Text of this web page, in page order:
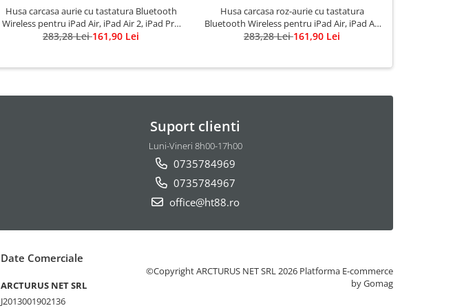
Husa carcasa aurie cu tastatura Bluetooth
Wireless pentru iPad Air, iPad Air 2, iPad Pro
9.7, iPad 9.7 2017, 2018
283,28 Lei161,90 Lei
Husa carcasa roz-aurie cu tastatura
Bluetooth Wireless pentru iPad Air, iPad Air
2, iPad Pro 9.7, iPad 9.7 2017, 2018
283,28 Lei161,90 Lei
Suport clienti
Luni-Vineri 8h00-17h00
0735784969
0735784967
office@ht88.ro
Date Comerciale
ARCTURUS NET SRL
J2013001902136
©Copyright ARCTURUS NET SRL 2026 Platforma E-commerce
by Gomag